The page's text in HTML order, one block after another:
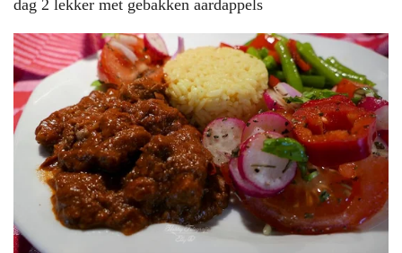
dag 2 lekker met gebakken aardappels